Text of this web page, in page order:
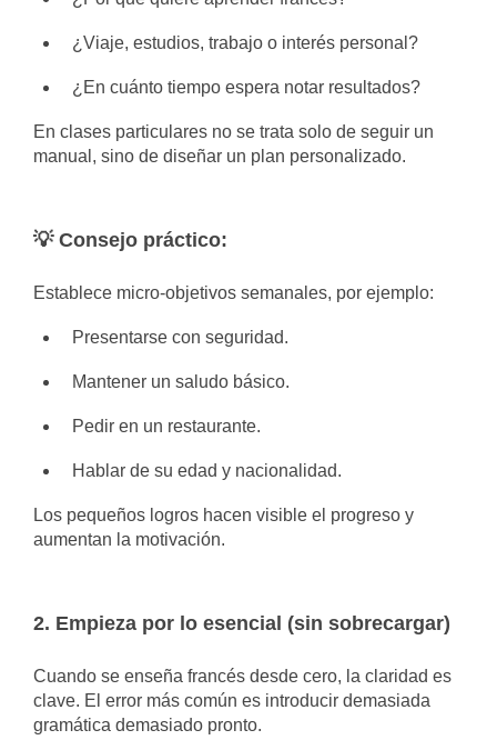
¿Viaje, estudios, trabajo o interés personal?
¿En cuánto tiempo espera notar resultados?
En clases particulares no se trata solo de seguir un
manual, sino de diseñar un plan personalizado.
💡 Consejo práctico:
Establece micro-objetivos semanales, por ejemplo:
Presentarse con seguridad.
Mantener un saludo básico.
Pedir en un restaurante.
Hablar de su edad y nacionalidad.
Los pequeños logros hacen visible el progreso y
aumentan la motivación.
2. Empieza por lo esencial (sin sobrecargar)
Cuando se enseña francés desde cero, la claridad es
clave. El error más común es introducir demasiada
gramática demasiado pronto.